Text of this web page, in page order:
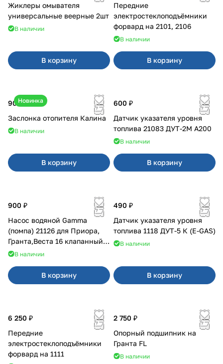
Жиклеры омывателя
универсальные веерные 2шт
В наличии
В корзину
Передние
электростеклоподъёмники
форвард на 2101, 2106
В наличии
В корзину
Новинка
900 ₽
Заслонка отопителя Калина
В наличии
В корзину
600 ₽
Датчик указателя уровня
топлива 21083 ДУТ-2М А200
В наличии
В корзину
900 ₽
Насос водяной Gamma
(помпа) 21126 для Приора,
Гранта,Веста 16 клапанный
двигатель.
В наличии
В корзину
490 ₽
Датчик указателя уровня
топлива 1118 ДУТ-5 К (E-GAS)
В наличии
В корзину
6 250 ₽
Передние
электростеклоподъёмники
форвард на 1111
2 750 ₽
Опорный подшипник на
Гранта FL
В наличии